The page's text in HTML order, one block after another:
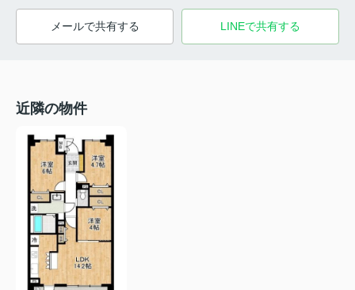
メールで共有する LINEで共有する
近隣の物件